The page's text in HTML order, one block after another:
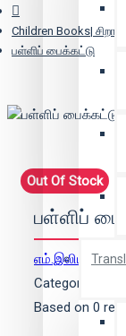
Children Books| சிறார்
பள்ளிப் பைக்கட்டு
Out Of Stock
பள்ளிப்
எம்.இலியீன்
Categories:
Based on 0